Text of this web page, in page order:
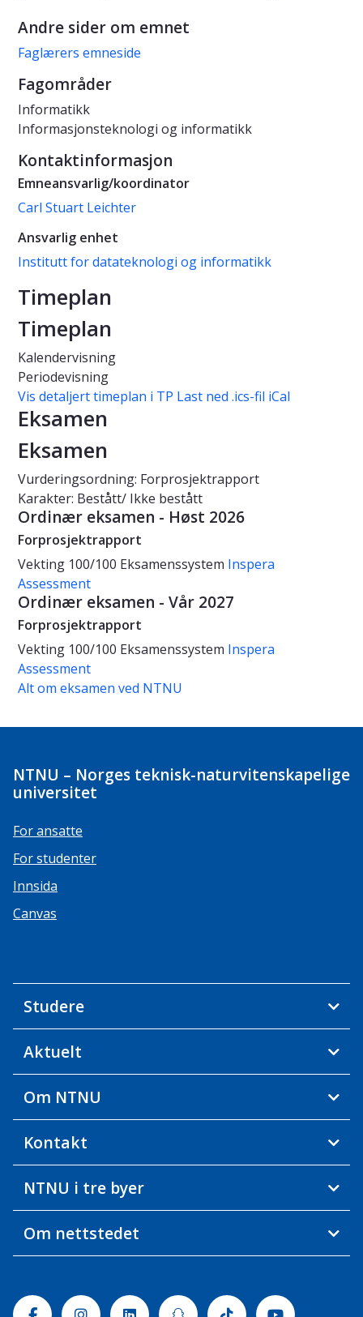
Andre sider om emnet
Faglærers emneside
Fagområder
Informatikk
Informasjonsteknologi og informatikk
Kontaktinformasjon
Emneansvarlig/koordinator
Carl Stuart Leichter
Ansvarlig enhet
Institutt for datateknologi og informatikk
Timeplan
Timeplan
Kalendervisning
Periodevisning
Vis detaljert timeplan i TP Last ned .ics-fil iCal
Eksamen
Eksamen
Vurderingsordning: Forprosjektrapport
Karakter: Bestått/ Ikke bestått
Ordinær eksamen - Høst 2026
Forprosjektrapport
Vekting 100/100 Eksamenssystem Inspera
Assessment
Ordinær eksamen - Vår 2027
Forprosjektrapport
Vekting 100/100 Eksamenssystem Inspera
Assessment
Alt om eksamen ved NTNU
NTNU – Norges teknisk-naturvitenskapelige
universitet
For ansatte
For studenter
Innsida
Canvas
Studere
Aktuelt
Om NTNU
Kontakt
NTNU i tre byer
Om nettstedet